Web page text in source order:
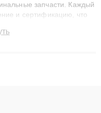
запчасти. Каждый
и сертификацию, что
гарантии до 3 лет.